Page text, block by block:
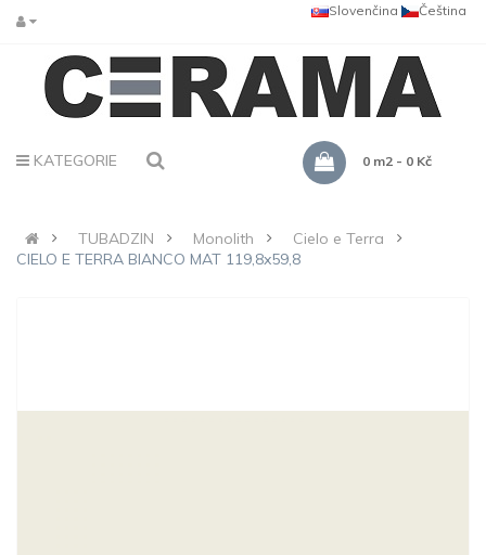
Čeština
Slovenčina
KATEGORIE 0 m2 - 0 Kč
TUBADZIN Monolith
Cielo e Terra
CIELO E TERRA BIANCO MAT 119,8x59,8